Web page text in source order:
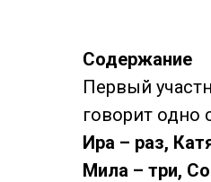
Содержание
Первый
говорит одно
Ира – раз,
Мила – три,